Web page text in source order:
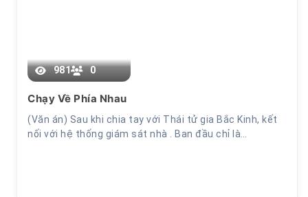
981 0
Chạy Về Phía Nhau
(Văn án) Sau khi chia tay với Thái tử gia Bắc Kinh, kết
nối với hệ thống giám sát nhà . Ban đầu chỉ là…